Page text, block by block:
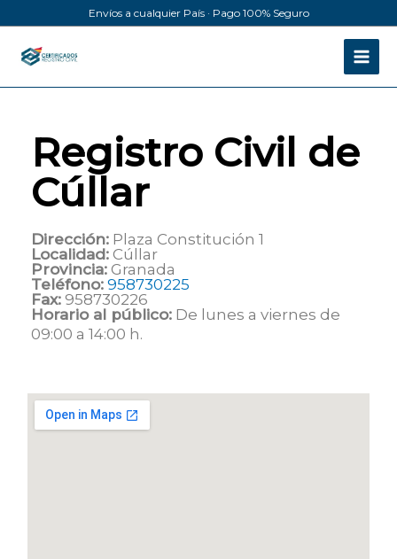
al
contenido
Envíos a cualquier País · Pago 100% Seguro
Registro Civil de
Cúllar
Dirección: Plaza Constitución 1
Localidad: Cúllar
Provincia: Granada
Teléfono: 958730225
Fax: 958730226
Horario al público: De lunes a viernes de
09:00 a 14:00 h.